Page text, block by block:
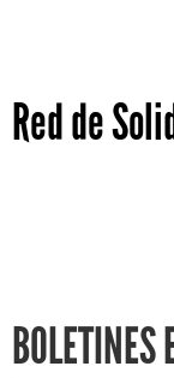
Red de
BOLETINES